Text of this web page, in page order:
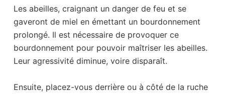
Les abeilles, craignant un danger de feu et se
gaveront de miel en émettant un bourdonnement
prolongé. Il est nécessaire de provoquer ce
bourdonnement pour pouvoir maîtriser les abeilles.
Leur agressivité diminue, voire disparaît.
Ensuite, placez-vous derrière ou à côté de la ruche